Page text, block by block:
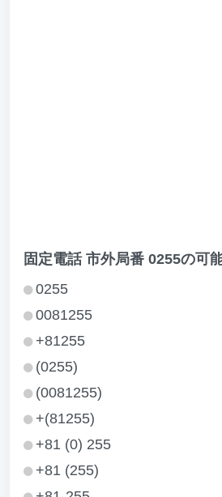
固定電話 市外局番 0255の可
0255
0081255
+81255
(0255)
(0081255)
+(81255)
+81 (0) 255
+81 (255)